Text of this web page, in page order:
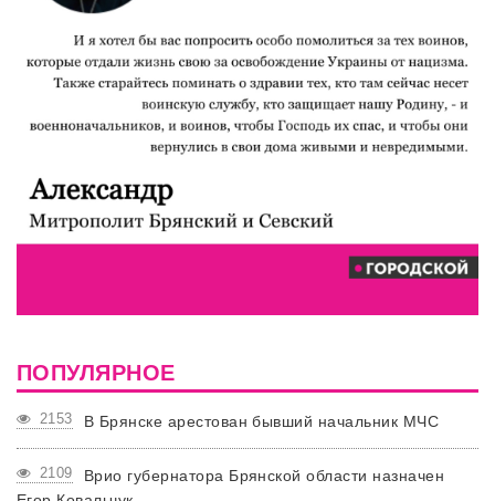
ПОПУЛЯРНОЕ
2153 В Брянске арестован бывший начальник МЧС
2109
Врио губернатора Брянской области назначен